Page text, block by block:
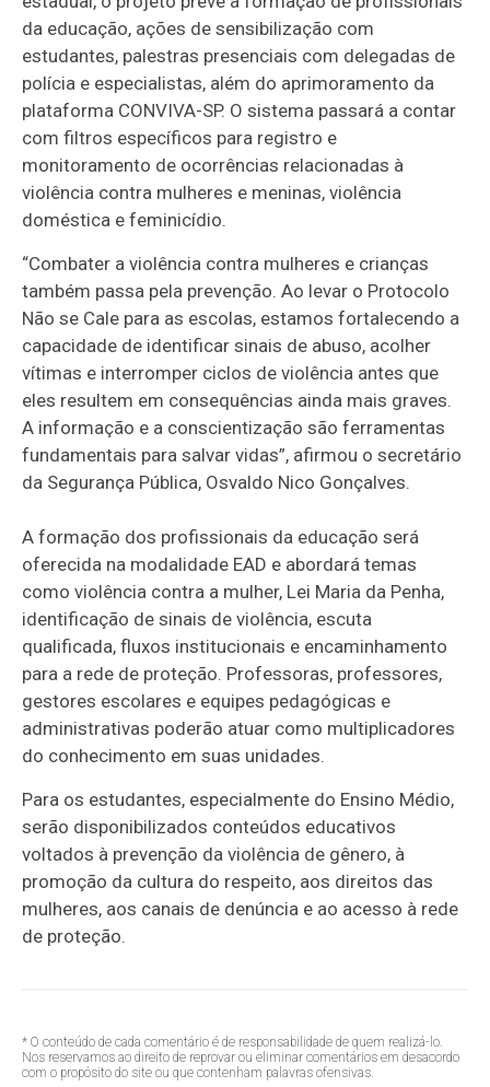
da educação, ações de sensibilização com
estudantes, palestras presenciais com delegadas de
polícia e especialistas, além do aprimoramento da
plataforma CONVIVA-SP. O sistema passará a contar
com filtros específicos para registro e
monitoramento de ocorrências relacionadas à
violência contra mulheres e meninas, violência
doméstica e feminicídio.
“Combater a violência contra mulheres e crianças
também passa pela prevenção. Ao levar o Protocolo
Não se Cale para as escolas, estamos fortalecendo a
capacidade de identificar sinais de abuso, acolher
vítimas e interromper ciclos de violência antes que
eles resultem em consequências ainda mais graves.
A informação e a conscientização são ferramentas
fundamentais para salvar vidas”, afirmou o secretário
da Segurança Pública, Osvaldo Nico Gonçalves.
A formação dos profissionais da educação será
oferecida na modalidade EAD e abordará temas
como violência contra a mulher, Lei Maria da Penha,
identificação de sinais de violência, escuta
qualificada, fluxos institucionais e encaminhamento
para a rede de proteção. Professoras, professores,
gestores escolares e equipes pedagógicas e
administrativas poderão atuar como multiplicadores
do conhecimento em suas unidades.
Para os estudantes, especialmente do Ensino Médio,
serão disponibilizados conteúdos educativos
voltados à prevenção da violência de gênero, à
promoção da cultura do respeito, aos direitos das
mulheres, aos canais de denúncia e ao acesso à rede
de proteção.
* O conteúdo de cada comentário é de responsabilidade de quem realizá-lo.
Nos reservamos ao direito de reprovar ou eliminar comentários em desacordo
com o propósito do site ou que contenham palavras ofensivas.